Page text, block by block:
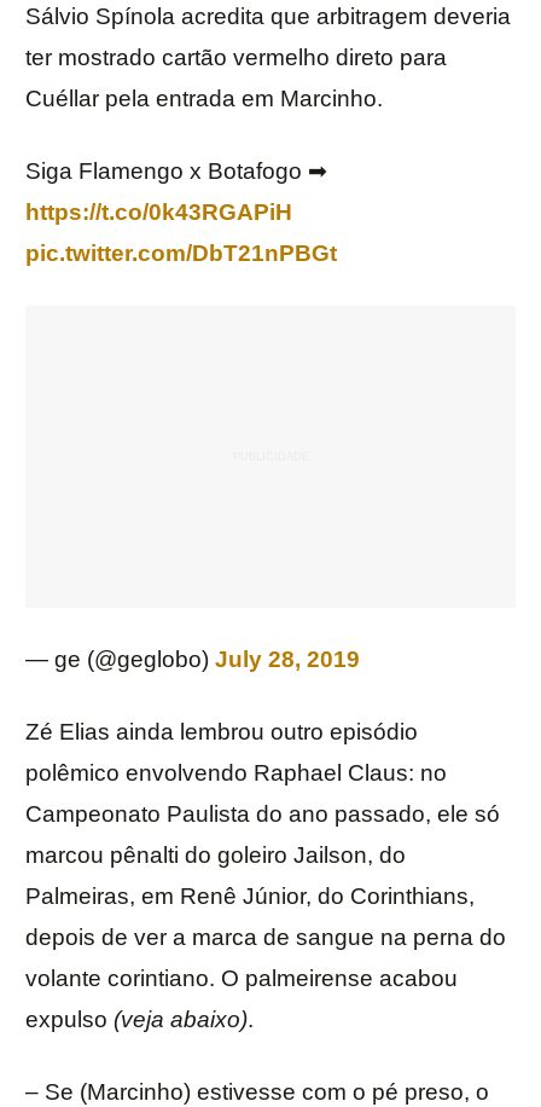
Sálvio Spínola acredita que arbitragem deveria
ter mostrado cartão vermelho direto para
Cuéllar pela entrada em Marcinho.
Siga Flamengo x Botafogo ➡
https://t.co/0k43RGAPiH
pic.twitter.com/DbT21nPBGt
— ge (@geglobo) July 28, 2019
Zé Elias ainda lembrou outro episódio
polêmico envolvendo Raphael Claus: no
Campeonato Paulista do ano passado, ele só
marcou pênalti do goleiro Jailson, do
Palmeiras, em Renê Júnior, do Corinthians,
depois de ver a marca de sangue na perna do
volante corintiano. O palmeirense acabou
expulso (veja abaixo).
– Se (Marcinho) estivesse com o pé preso, o